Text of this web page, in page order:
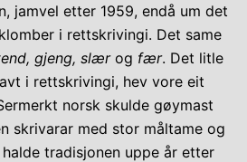
jamvel etter 1959, endå um det
i rettskrivingi. Det same
gjeng, slærog fær. Det litle
i rettskrivingi, hev vore eit
norsk skulde gøymast
skrivarar med stor måltame og
tradisjonen uppe år etter